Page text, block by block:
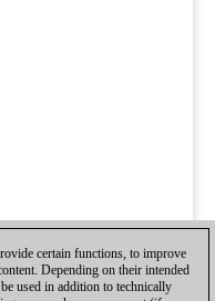
certain functions, to improve
Depending on their intended
used in addition to technically